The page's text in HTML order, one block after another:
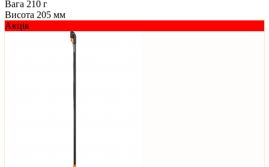
Вага 210 г
Висота 205 мм
Акція